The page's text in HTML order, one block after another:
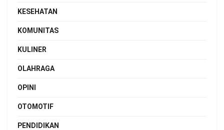
KESEHATAN
KOMUNITAS
KULINER
OLAHRAGA
OPINI
OTOMOTIF
PENDIDIKAN